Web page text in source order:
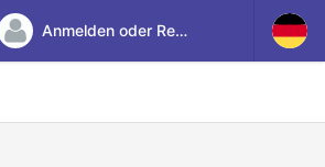
Anmelden oder Registrieren